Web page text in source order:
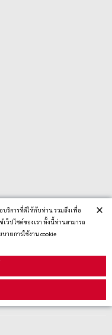
บริการที่ดีให้กับท่าน รวมถึงเพื่อ
ว็ปไซต์ของเรา ทั้งนี้ท่านสามารถ
ายการใช้งาน cookie
×
ร